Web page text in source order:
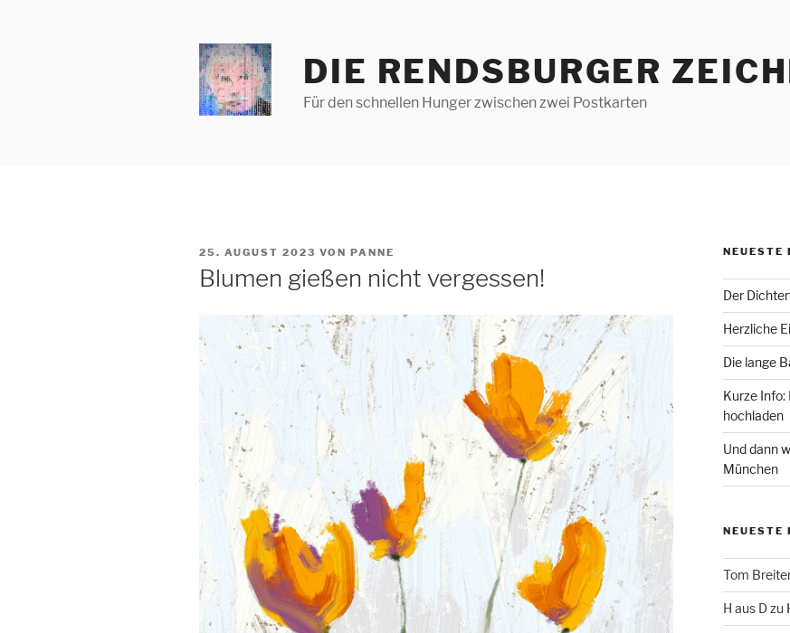
DIE RENDSBURGER
Für den schnellen Hunger zwischen zwei Postkarten
VERÖFFENTLICHT
25. AUGUST 2023 VON PANNE
Blumen gießen nicht vergessen!
NEUESTE
Der
Herzliche
Die lange
Kurze Info:
hochladen
Und dann
München
NEUESTE
Tom
H aus Dzu